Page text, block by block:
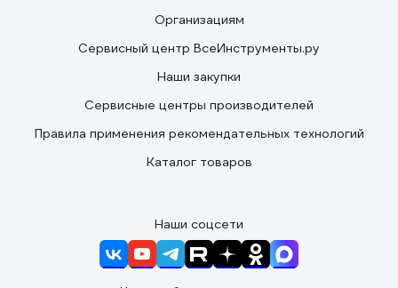
Организациям
Сервисный центр ВсеИнструменты.ру
Наши закупки
Сервисные центры производителей
Правила применения рекомендательных технологий
Каталог товаров
Наши соцсети